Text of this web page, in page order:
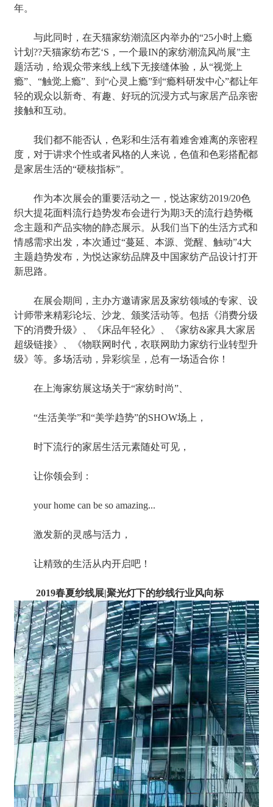
年。
与此同时，在天猫家纺潮流区内举办的“25小时上瘾
计划??天猫家纺布艺‘S，一个最IN的家纺潮流风尚展”主
题活动，给观众带来线上线下无接缝体验，从“视觉上
瘾”、“触觉上瘾”、到“心灵上瘾”到“瘾料研发中心”都让年
轻的观众以新奇、有趣、好玩的沉浸方式与家居产品亲密
接触和互动。
我们都不能否认，色彩和生活有着难舍难离的亲密程
度，对于讲求个性或者风格的人来说，色值和色彩搭配都
是家居生活的“硬核指标”。
作为本次展会的重要活动之一，悦达家纺2019/20色
织大提花面料流行趋势发布会进行为期3天的流行趋势概
念主题和产品实物的静态展示。从我们当下的生活方式和
情感需求出发，本次通过“蔓延、本源、觉醒、触动”4大
主题趋势发布，为悦达家纺品牌及中国家纺产品设计打开
新思路。
在展会期间，主办方邀请家居及家纺领域的专家、设
计师带来精彩论坛、沙龙、颁奖活动等。包括《消费分级
下的消费升级》、《床品年轻化》、《家纺&家具大家居
超级链接》、《物联网时代，衣联网助力家纺行业转型升
级》等。多场活动，异彩缤呈，总有一场适合你！
在上海家纺展这场关于“家纺时尚”、
“生活美学”和“美学趋势”的SHOW场上，
时下流行的家居生活元素随处可见，
让你领会到：
your home can be so amazing...
激发新的灵感与活力，
让精致的生活从内开启吧！
2019春夏纱线展|聚光灯下的纱线行业风向标